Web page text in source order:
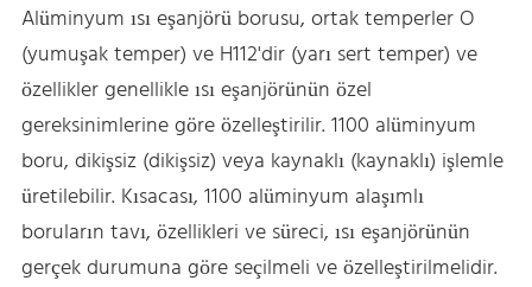
Alüminyum ısı eşanjörü borusu, ortak temperler O
(yumuşak temper) ve H112'dir (yarı sert temper) ve
özellikler genellikle ısı eşanjörünün özel
gereksinimlerine göre özelleştirilir. 1100 alüminyum
boru, dikişsiz (dikişsiz) veya kaynaklı (kaynaklı) işlemle
üretilebilir. Kısacası, 1100 alüminyum alaşımlı
boruların tavı, özellikleri ve süreci, ısı eşanjörünün
gerçek durumuna göre seçilmeli ve özelleştirilmelidir.